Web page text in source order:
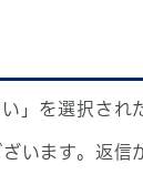
」を選択され
います。返